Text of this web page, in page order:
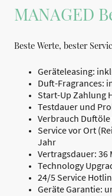
MANAGED
Beste Werte, bester
Geräteleasing:
Duft-Fragrances:
Start-Up Zahlung
Testdauer und
Verbrauch
Service vor Ort
Jahr
Vertragsdauer: 36
Technology
24/5 Service
Geräte Garantie: